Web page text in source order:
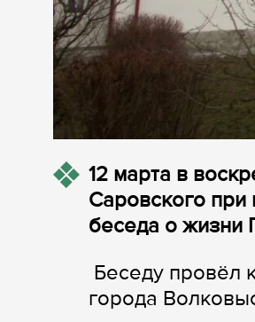
12 марта в
Саровского
беседа о жизни
Беседу провёл
города